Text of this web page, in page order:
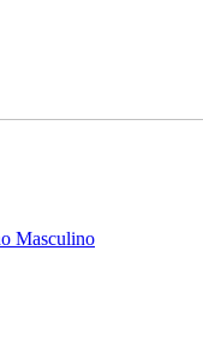
Masculino